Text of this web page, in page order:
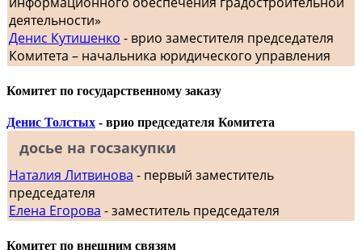
деятельности»
Денис Кутишенко - врио заместителя председателя
Комитета – начальника юридического управления
Комитет по государственному заказу
Денис Толстых - врио председателя Комитета
досье на госзакупки
Наталия Литвинова - первый заместитель
председателя
Елена Егорова - заместитель председателя
Комитет по внешним связям